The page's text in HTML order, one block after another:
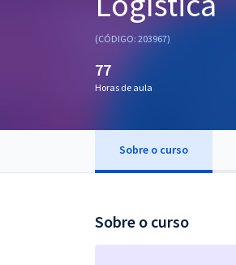
Questões grátis
(CÓDIGO: 203967)
77
Horas de aula
Sobre o curso
Sobre o curso